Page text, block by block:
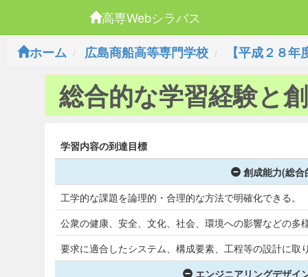
高専Webシラバス
ホーム
広島商船高等専門学校 【平成２８
総合的な学習経験と
学習内容の到達目標
創成能力(総合
工学的な課題を論理的・合理的な方法で明確化できる。
公衆の健康、安全、文化、社会、環境への影響などの
要求に適合したシステム、構成要素、工程等の設計に取
エンジニアリングデザイ